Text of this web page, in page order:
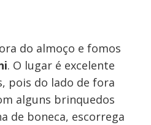
do almoço e fomos
. O lugar é excelente
pois do lado de fora
alguns brinquedos
de boneca, escorrega